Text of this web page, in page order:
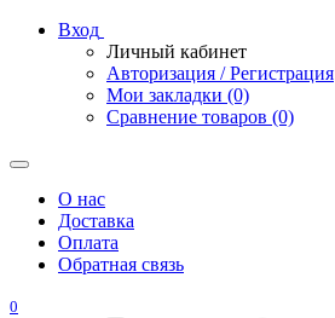
Вход
Личный кабинет
Авторизация / Регистрация
Мои закладки (0)
Сравнение товаров (0)
О нас
Доставка
Оплата
Обратная связь
0